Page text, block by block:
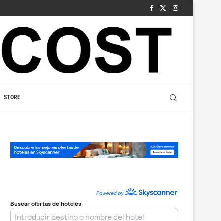
STORE